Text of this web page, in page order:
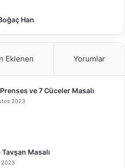
Han
Eklenen Yorumlar
ve 7 Cüceler Masalı
2023
Masalı
2023